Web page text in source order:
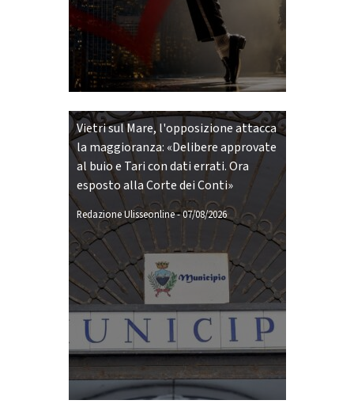
Vietri sul Mare, l'opposizione attacca
la maggioranza: «Delibere approvate
al buio e Tari con dati errati. Ora
esposto alla Corte dei Conti»
Redazione Ulisseonline-07/08/2026